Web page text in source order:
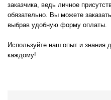
заказчика, ведь личное
обязательно. Вы можете
выбрав удобную форму оплаты.
Используйте наш опыт и
каждому!